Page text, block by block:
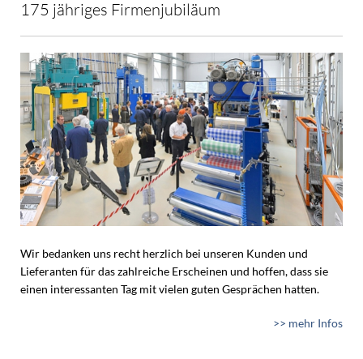
175 jähriges Firmenjubiläum
Wir bedanken uns recht herzlich bei unseren Kunden und
Lieferanten für das zahlreiche Erscheinen und hoffen, dass sie
einen interessanten Tag mit vielen guten Gesprächen hatten.
>> mehr Infos